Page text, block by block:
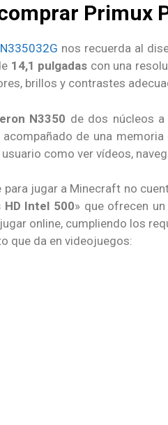
Primux
nos recuerda al
14,1 pulgadas con una
brillos y contrastes
N3350 de dos núcleos
de una
como ver vídeos,
para jugar a Minecraft no
HD Intel 500» que ofrecen
online, cumpliendo los
que da en videojuegos: